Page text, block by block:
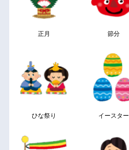
正月 節分
ひな祭り イースター